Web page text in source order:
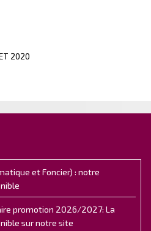
2020
et Foncier) : notre
promotion 2026/2027: La
sur notre site